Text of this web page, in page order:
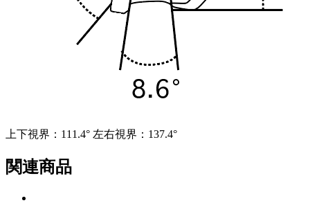
上下視界：111.4° 左右視界：137.4°
関連商品